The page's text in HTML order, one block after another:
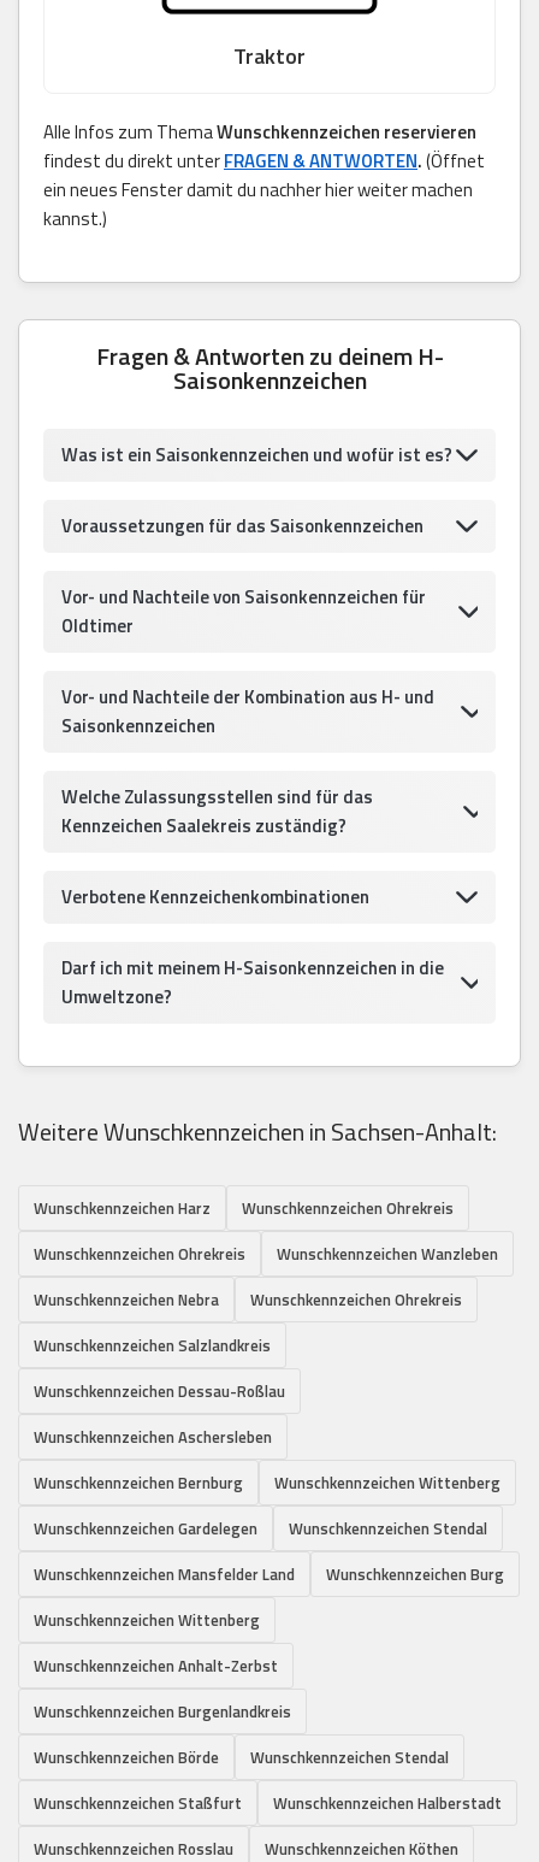
Traktor
Alle Infos zum ThemaWunschkennzeichen reservieren
findest du direkt unterFRAGEN & ANTWORTEN.(Öffnet
ein neues Fenster damit du nachher hier weiter machen
kannst.)
Fragen & Antworten zu deinem H-
Saisonkennzeichen
Was ist ein Saisonkennzeichen und wofür ist es?
Voraussetzungen für das Saisonkennzeichen
Vor- und Nachteile von Saisonkennzeichen für
Oldtimer
Vor- und Nachteile der Kombination aus H- und
Saisonkennzeichen
Welche Zulassungsstellen sind für das
Kennzeichen Saalekreis zuständig?
Verbotene Kennzeichenkombinationen
Darf ich mit meinem H-Saisonkennzeichen in die
Umweltzone?
Weitere Wunschkennzeichen in Sachsen-Anhalt:
Wunschkennzeichen Harz
Wunschkennzeichen Ohrekreis
Wunschkennzeichen Ohrekreis
Wunschkennzeichen Wanzleben
Wunschkennzeichen Nebra
Wunschkennzeichen Ohrekreis
Wunschkennzeichen Salzlandkreis
Wunschkennzeichen Dessau-Roßlau
Wunschkennzeichen Aschersleben
Wunschkennzeichen Bernburg
Wunschkennzeichen Wittenberg
Wunschkennzeichen Gardelegen
Wunschkennzeichen Stendal
Wunschkennzeichen Mansfelder Land
Wunschkennzeichen Burg
Wunschkennzeichen Wittenberg
Wunschkennzeichen Anhalt-Zerbst
Wunschkennzeichen Burgenlandkreis
Wunschkennzeichen Börde
Wunschkennzeichen Stendal
Wunschkennzeichen Staßfurt
Wunschkennzeichen Halberstadt
Wunschkennzeichen Rosslau
Wunschkennzeichen Köthen